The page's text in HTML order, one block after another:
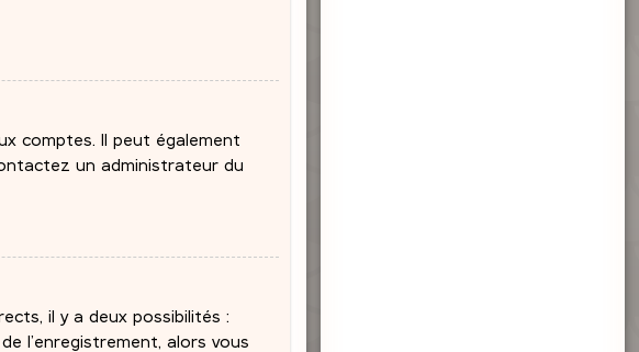
comptes. Il peut également
un administrateur du
il y a deux possibilités :
l’enregistrement, alors vous